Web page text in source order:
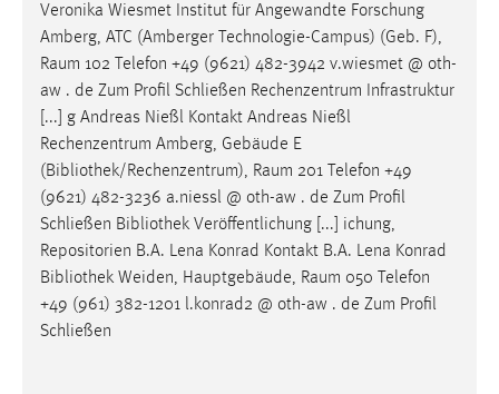
Veronika Wiesmet Institut für Angewandte Forschung
Amberg, ATC (Amberger Technologie-Campus) (Geb. F),
Raum 102 Telefon +49 (9621) 482-3942 v.wiesmet @ oth-
aw . de Zum Profil Schließen Rechenzentrum Infrastruktur
[...] g Andreas Nießl Kontakt Andreas Nießl
Rechenzentrum Amberg, Gebäude E
(Bibliothek/Rechenzentrum), Raum 201 Telefon +49
(9621) 482-3236 a.niessl @ oth-aw . de Zum Profil
Schließen Bibliothek Veröffentlichung [...] ichung,
Repositorien B.A. Lena Konrad Kontakt B.A. Lena Konrad
Bibliothek Weiden, Hauptgebäude, Raum 050 Telefon
+49 (961) 382-1201 l.konrad2 @ oth-aw . de Zum Profil
Schließen